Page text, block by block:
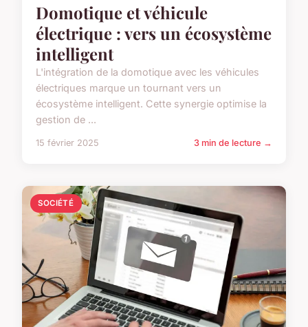
Domotique et véhicule
électrique : vers un écosystème
intelligent
L'intégration de la domotique avec les véhicules
électriques marque un tournant vers un
écosystème intelligent. Cette synergie optimise la
gestion de ...
15 février 2025 3 min de lecture →
SOCIÉTÉ